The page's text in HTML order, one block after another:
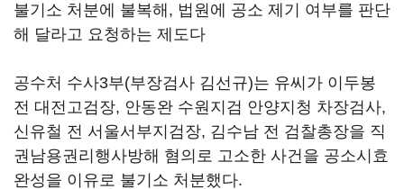
불기소 처분에 불복해, 법원에 공소 제기 여부를 판단
해 달라고 요청하는 제도다
공수처 수사3부(부장검사 김선규)는 유씨가 이두봉
전 대전고검장, 안동완 수원지검 안양지청 차장검사,
신유철 전 서울서부지검장, 김수남 전 검찰총장을 직
권남용권리행사방해 혐의로 고소한 사건을 공소시효
완성을 이유로 불기소 처분했다.